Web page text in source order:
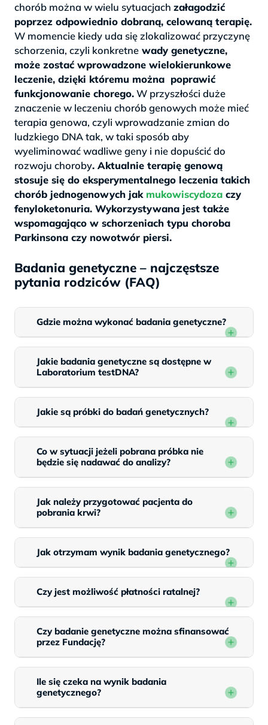
chorób można w wielu sytuacjach załagodzić
poprzez odpowiednio dobraną, celowaną terapię.
W momencie kiedy uda się zlokalizować przyczynę
schorzenia, czyli konkretne wady genetyczne,
może zostać wprowadzone wielokierunkowe
leczenie, dzięki któremu można poprawić
funkcjonowanie chorego.W przyszłości duże
znaczenie w leczeniu chorób genowych może mieć
terapia genowa, czyli wprowadzanie zmian do
ludzkiego DNA tak, w taki sposób aby
wyeliminować wadliwe geny i nie dopuścić do
rozwoju choroby. Aktualnie terapię genową
stosuje się do eksperymentalnego leczenia takich
chorób jednogenowych jak mukowiscydoza czy
fenyloketonuria. Wykorzystywana jest także
wspomagająco w schorzeniach typu choroba
Parkinsona czy nowotwór piersi.
Badania genetyczne – najczęstsze
pytania rodziców (FAQ)
Gdzie można wykonać badania genetyczne?
Jakie badania genetyczne są dostępne w
Laboratorium testDNA?
Jakie są próbki do badań genetycznych?
Co w sytuacji jeżeli pobrana próbka nie
będzie się nadawać do analizy?
Jak należy przygotować pacjenta do
pobrania krwi?
Jak otrzymam wynik badania genetycznego?
Czy jest możliwość płatności ratalnej?
Czy badanie genetyczne można sfinansować
przez Fundację?
Ile się czeka na wynik badania
genetycznego?